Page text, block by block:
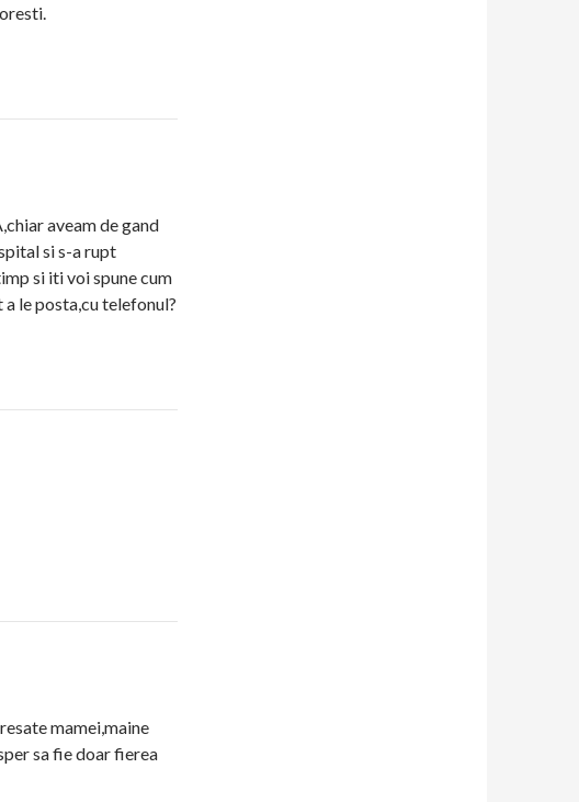
aveam de gand
si s-a rupt
si iti voi spune cum
le posta,cu telefonul?
mamei,maine
sa fie doar fierea